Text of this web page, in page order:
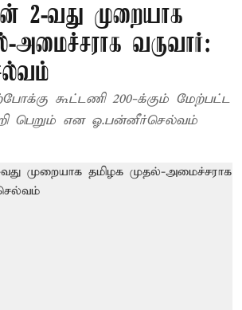
2-வது முறையாக
அமைச்சராக வருவார்:
கூட்டணி 200-க்கும் மேற்பட்ட
பெறும் என ஓ.பன்னீர்செல்வம்